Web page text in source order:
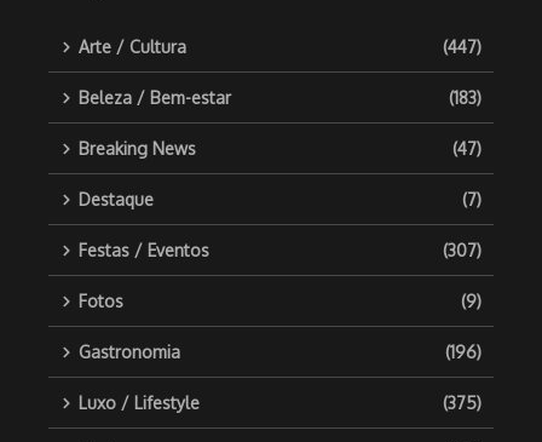
Arte / Cultura (447)
Beleza / Bem-estar (183)
Breaking News (47)
Destaque (7)
Festas / Eventos (307)
Fotos (9)
Gastronomia (196)
Luxo / Lifestyle (375)